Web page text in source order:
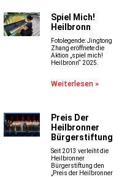
Spiel Mich!
Heilbronn
Fotolegende: Jingtong
Zhang eröffnete die
Aktion „spiel mich!
Heilbronn“ 2025.
Weiterlesen »
Preis Der
Heilbronner
Bürgerstiftung
Seit 2013 verleiht die
Heilbronner
Bürgerstiftung den
„Preis der Heilbronner